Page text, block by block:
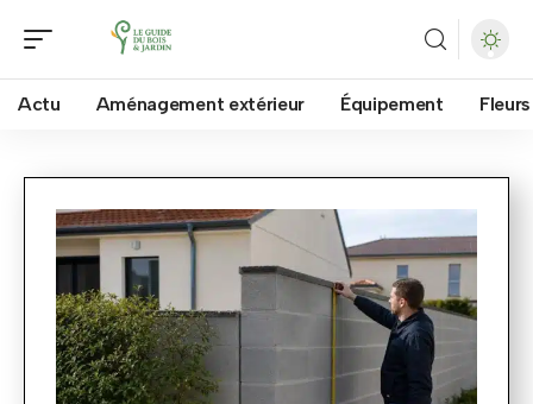
Actu Aménagement extérieur Équipement Fleurs